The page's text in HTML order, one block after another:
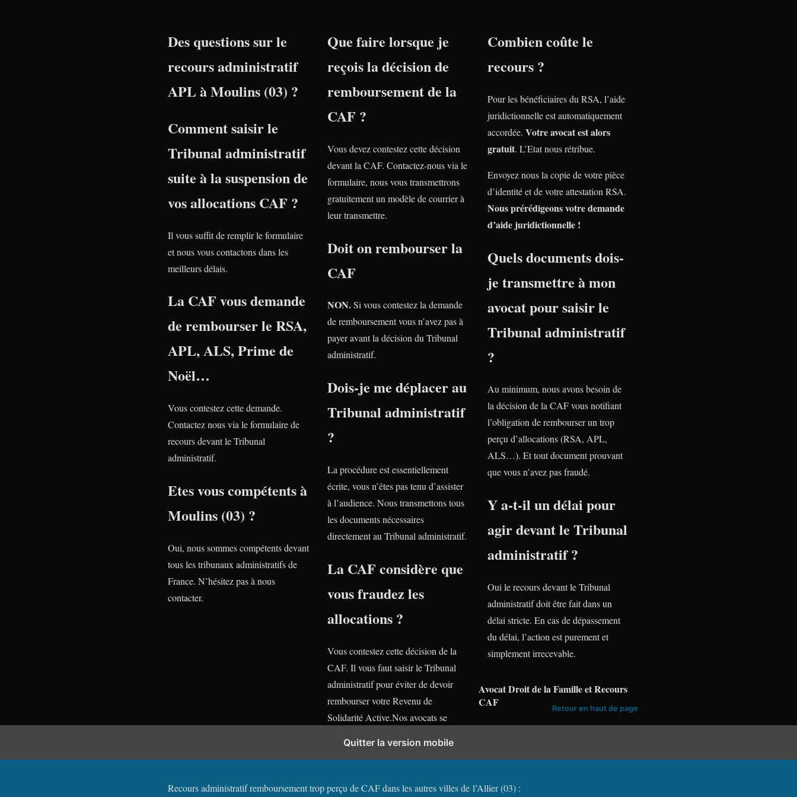
Des questions sur le
recours administratif
APL à Moulins (03) ?
Comment saisir le
Tribunal administratif
suite à la suspension de
vos allocations CAF ?
Il vous suffit de remplir le formulaire
et nous vous contactons dans les
meilleurs délais.
La CAF vous demande
de rembourser le RSA,
APL, ALS, Prime de
Noël…
Vous contestez cette demande.
Contactez nous via le formulaire de
recours devant le Tribunal
administratif.
Etes vous compétents à
Moulins (03) ?
Oui, nous sommes compétents devant
tous les tribunaux administratifs de
France. N’hésitez pas à nous
contacter.
Que faire lorsque je
reçois la décision de
remboursement de la
CAF ?
Vous devez contestez cette décision
devant la CAF. Contactez-nous via le
formulaire, nous vous transmettrons
gratuitement un modèle de courrier à
leur transmettre.
Doit on rembourser la
CAF
NON.Si vous contestez la demande
de remboursement vous n’avez pas à
payer avant la décision du Tribunal
administratif.
Dois-je me déplacer au
Tribunal administratif
?
La procédure est essentiellement
écrite, vous n’êtes pas tenu d’assister
à l’audience. Nous transmettons tous
les documents nécessaires
directement au Tribunal administratif.
La CAF considère que
vous fraudez les
allocations ?
Vous contestez cette décision de la
CAF. Il vous faut saisir le Tribunal
administratif pour éviter de devoir
rembourser votre Revenu de
Solidarité Active.Nos avocats se
disposition.
Combien coûte le
recours ?
Pour les bénéficiaires du RSA, l’aide
juridictionnelle est automatiquement
accordée. Votre avocat est alors
gratuit. L’Etat nous rétribue.
Envoyez nous la copie de votre pièce
d’identité et de votre attestation RSA.
Nous prérédigeons votre demande
d’aide juridictionnelle !
Quels documents dois-
je transmettre à mon
avocat pour saisir le
Tribunal administratif
?
Au minimum, nous avons besoin de
la décision de la CAF vous notifiant
l’obligation de rembourser un trop
perçu d’allocations (RSA, APL,
ALS…). Et tout document prouvant
que vous n’avez pas fraudé.
Y a-t-il un délai pour
agir devant le Tribunal
administratif ?
Oui le recours devant le Tribunal
administratif doit être fait dans un
délai stricte. En cas de dépassement
du délai, l’action est purement et
simplement irrecevable.
Recours administratif remboursement trop perçu de CAF dans les autres villes de l’Allier (03) :
Avocat Droit de la Famille et Recours
CAF
Retour en haut de page
Quitter la version mobile